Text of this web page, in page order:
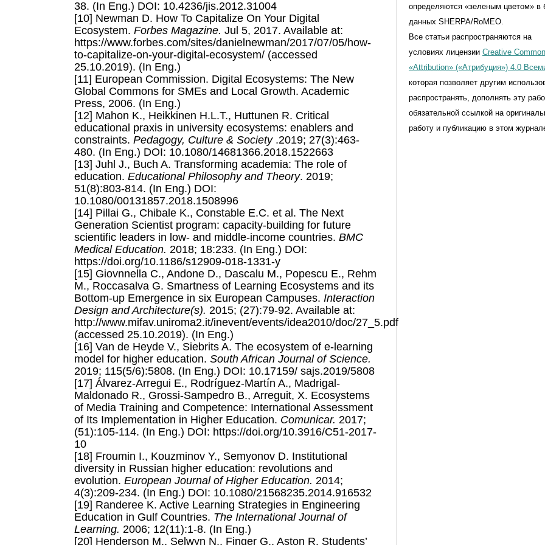
38. (In Eng.) DOI: 10.4236/jis.2012.31004
[10] Newman D. How To Capitalize On Your Digital
Ecosystem. Forbes Magazine. Jul 5, 2017. Available at:
https://www.forbes.com/sites/danielnewman/2017/07/05/how-
to-capitalize-on-your-digital-ecosystem/ (accessed
25.10.2019). (In Eng.)
[11] European Commission. Digital Ecosystems: The New
Global Commons for SMEs and Local Growth. Academic
Press, 2006. (In Eng.)
[12] Mahon K., Heikkinen H.L.T., Huttunen R. Critical
educational praxis in university ecosystems: enablers and
constraints. Pedagogy, Culture & Society.2019; 27(3):463-
480. (In Eng.) DOI: 10.1080/14681366.2018.1522663
[13] Juhl J., Buch A. Transforming academia: The role of
education. Educational Philosophy and Theory. 2019;
51(8):803-814. (In Eng.) DOI:
10.1080/00131857.2018.1508996
[14] Pillai G., Chibale K., Constable E.C. et al. The Next
Generation Scientist program: capacity-building for future
scientific leaders in low- and middle-income countries. BMC
Medical Education. 2018; 18:233. (In Eng.) DOI:
https://doi.org/10.1186/s12909-018-1331-y
[15] Giovnnella C., Andone D., Dascalu M., Popescu E., Rehm
M., Roccasalva G. Smartness of Learning Ecosystems and its
Bottom-up Emergence in six European Campuses. Interaction
Design and Architecture(s). 2015; (27):79-92. Available at:
http://www.mifav.uniroma2.it/inevent/events/idea2010/doc/27_5.pdf
(accessed 25.10.2019). (In Eng.)
[16] Van de Heyde V., Siebrits A. The ecosystem of e-learning
model for higher education. South African Journal of Science.
2019; 115(5/6):5808. (In Eng.) DOI: 10.17159/ sajs.2019/5808
[17] Álvarez-Arregui E., Rodríguez-Martín A., Madrigal-
Maldonado R., Grossi-Sampedro B., Arreguit, X. Ecosystems
of Media Training and Competence: International Assessment
of Its Implementation in Higher Education. Comunicar. 2017;
(51):105-114. (In Eng.) DOI: https://doi.org/10.3916/C51-2017-
10
[18] Froumin I., Kouzminov Y., Semyonov D. Institutional
diversity in Russian higher education: revolutions and
evolution. European Journal of Higher Education. 2014;
4(3):209-234. (In Eng.) DOI: 10.1080/21568235.2014.916532
[19] Randeree K. Active Learning Strategies in Engineering
Education in Gulf Countries. The International Journal of
Learning. 2006; 12(11):1-8. (In Eng.)
[20] Henderson M., Selwyn N., Finger G., Aston R. Students’
определяются «зеленым цветом» в
данных SHERPA/RoMEO.
Все статьи распространяются на
условиях лицензии Creative
«Attribution» («Атрибуция») 4.0
которая позволяет другим
распространять, дополнять эту
обязательной ссылкой на
работу и публикацию в этом